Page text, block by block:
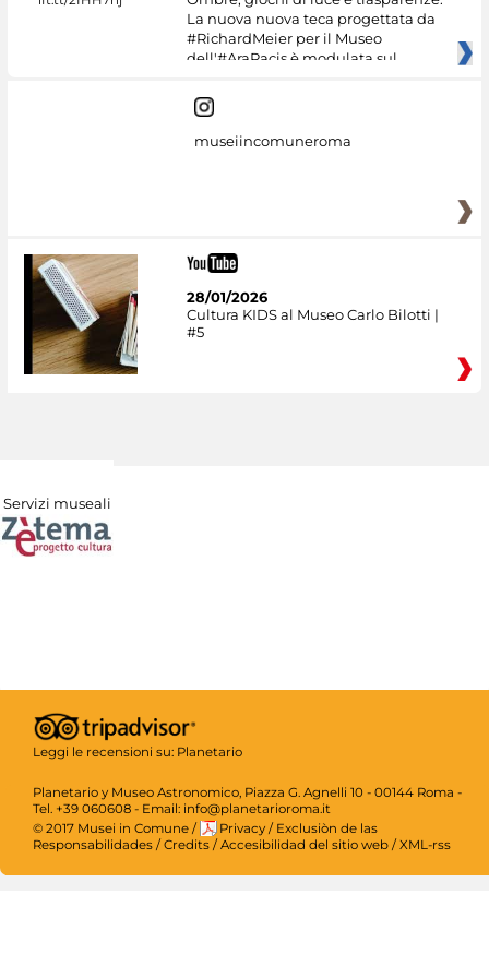
La nuova nuova teca progettata da
#RichardMeier per il Museo
dell'#AraPacis è modulata sul
museiincomuneroma
28/01/2026
Cultura KIDS al Museo Carlo Bilotti |
#5
Servizi museali
Leggi le recensioni su: Planetario
Planetario y Museo Astronomico, Piazza G. Agnelli 10 - 00144 Roma -
Tel. +39 060608 - Email: info@planetarioroma.it
© 2017 Musei in Comune / Privacy / Exclusiòn de las
Responsabilidades / Credits / Accesibilidad del sitio web / XML-rss